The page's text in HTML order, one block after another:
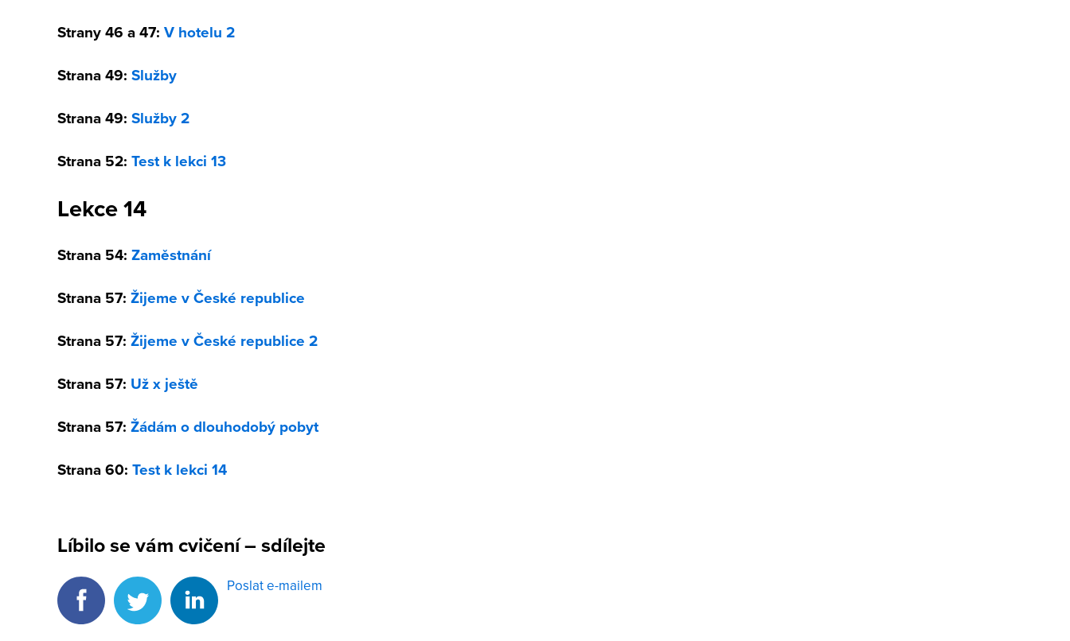
Strany 46 a 47: V hotelu 2
Strana 49: Služby
Strana 49: Služby 2
Strana 52: Test k lekci 13
Lekce 14
Strana 54: Zaměstnání
Strana 57: Žijeme v České republice
Strana 57: Žijeme v České republice 2
Strana 57: Už x ještě
Strana 57: Žádám o dlouhodobý pobyt
Strana 60: Test k lekci 14
Líbilo se vám cvičení – sdílejte
Poslat e-mailem